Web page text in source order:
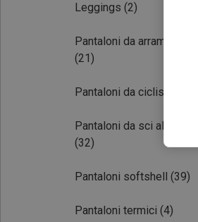
Leggings (2)
Pantaloni da arrampicata
(21)
Pantaloni da ciclismo
Pantaloni da sci alpinismo
(32)
Pantaloni softshell (39)
Pantaloni termici (4)